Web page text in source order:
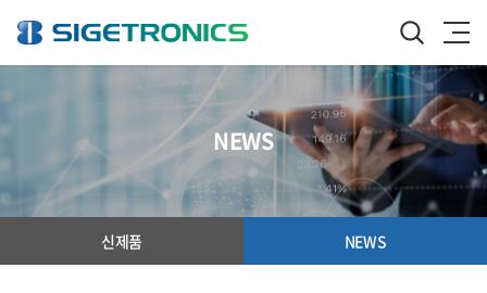
NEWS
신제품 NEWS